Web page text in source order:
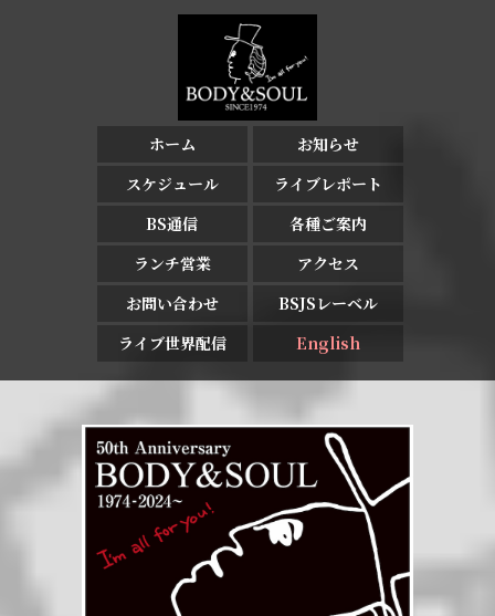
ホーム
お知らせ
スケジュール
ライブレポート
BS通信
各種ご案内
ランチ営業
アクセス
お問い合わせ
BSJSレーベル
ライブ世界配信
English